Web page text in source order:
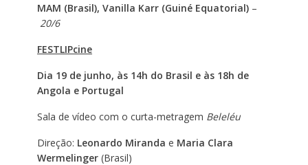
MAM (Brasil), Vanilla Karr (Guiné Equatorial) –
20/6
FESTLIPcine
Dia 19 de junho, às 14h do Brasil e às 18h de
Angola e Portugal
Sala de vídeo com o curta-metragem Beleléu
Direção: Leonardo Miranda e Maria Clara
Wermelinger(Brasil)